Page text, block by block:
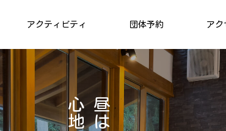
アクティビティ 団体予約 アク
管理棟管理棟
昼
は
心
地